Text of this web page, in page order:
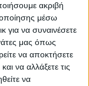
ακριβή
μέσω
για να συναινέσετε
μας όπως
να αποκτήσετε
να αλλάξετε τις
να